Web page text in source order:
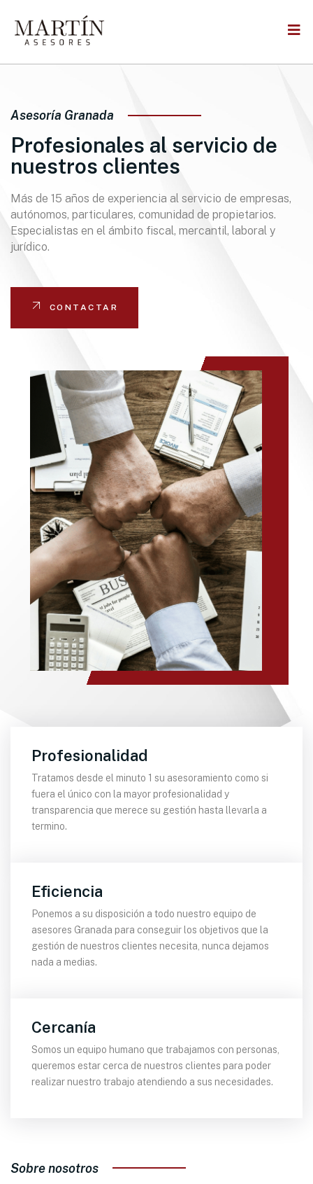
content
Asesoría Granada
Profesionales al servicio de
nuestros clientes
Más de 15 años de experiencia al servicio de empresas,
autónomos, particulares, comunidad de propietarios.
Especialistas en el ámbito fiscal, mercantil, laboral y
jurídico.
CONTACTAR
Profesionalidad
Tratamos desde el minuto 1 su asesoramiento como si
fuera el único con la mayor profesionalidad y
transparencia que merece su gestión hasta llevarla a
termino.
Eficiencia
Ponemos a su disposición a todo nuestro equipo de
asesores Granada para conseguir los objetivos que la
gestión de nuestros clientes necesita, nunca dejamos
nada a medias.
Cercanía
Somos un equipo humano que trabajamos con personas,
queremos estar cerca de nuestros clientes para poder
realizar nuestro trabajo atendiendo a sus necesidades.
Sobre nosotros